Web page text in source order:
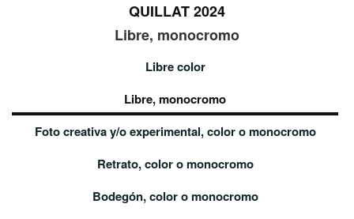
QUILLAT 2024
Libre, monocromo
Libre color
Libre, monocromo
Foto creativa y/o experimental, color o monocromo
Retrato, color o monocromo
Bodegón, color o monocromo